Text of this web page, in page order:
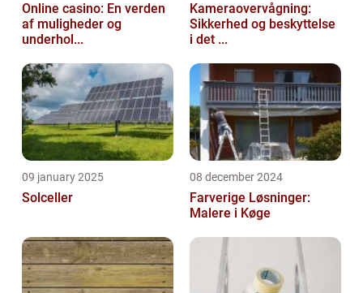
Online casino: En verden
af muligheder og
underhol...
Kameraovervågning:
Sikkerhed og beskyttelse
i det ...
09 january 2025
Solceller
08 december 2024
Farverige Løsninger:
Malere i Køge